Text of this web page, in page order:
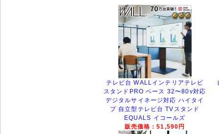
テレビ台 WALLインテリアテレビ
スタンドPRO ベース 32〜80v対応
デジタルサイネージ対応 ハイタイ
プ 自立型テレビ台 TVスタンド
EQUALS イコールズ
販売価格：51,590円